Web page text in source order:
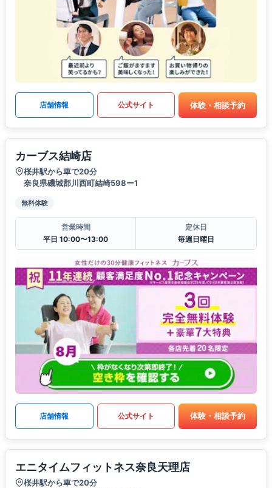
店舗情報 公式サイト 体験・相談予約
カーブス結崎店
桜井駅から車で20分
奈良県磯城郡川西町結崎598ー1
無料体験
営業時間
平日 10:00〜13:00
定休日
毎週日曜日
店舗情報 公式サイト 体験・相談予約
エニタイムフィットネス奈良天理店
桜井駅から車で20分